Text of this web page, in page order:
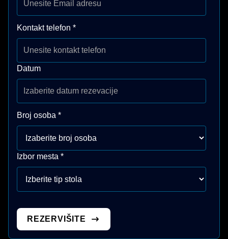
Kontakt telefon *
Datum
Broj osoba *
Izbor mesta *
REZERVIŠITE